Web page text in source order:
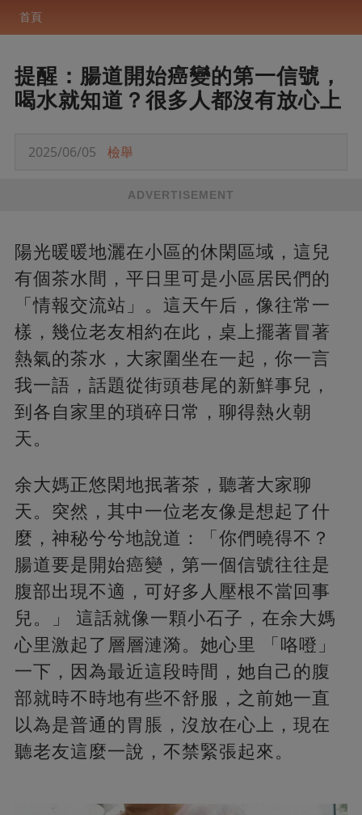
首頁
提醒：腸道開始癌變的第一信號，
喝水就知道？很多人都沒有放心上
2025/06/05 檢舉
ADVERTISEMENT
陽光暖暖地灑在小區的休閑區域，這兒
有個茶水間，平日里可是小區居民們的
「情報交流站」。這天午后，像往常一
樣，幾位老友相約在此，桌上擺著冒著
熱氣的茶水，大家圍坐在一起，你一言
我一語，話題從街頭巷尾的新鮮事兒，
到各自家里的瑣碎日常，聊得熱火朝
天。
余大媽正悠閑地抿著茶，聽著大家聊
天。突然，其中一位老友像是想起了什
麼，神秘兮兮地說道：「你們曉得不？
腸道要是開始癌變，第一個信號往往是
腹部出現不適，可好多人壓根不當回事
兒。」 這話就像一顆小石子，在余大媽
心里激起了層層漣漪。她心里 「咯噔」
一下，因為最近這段時間，她自己的腹
部就時不時地有些不舒服，之前她一直
以為是普通的胃脹，沒放在心上，現在
聽老友這麼一說，不禁緊張起來。